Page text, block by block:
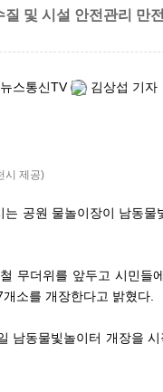
및 시설 안전관리 만전
뉴스통신TV 김상섭 기자
시 제공)
는 공원 물놀이장이 남동
무더위를 앞두고 시민들
소를 개장한다고 밝혔다.
남동물빛놀이터 개장을